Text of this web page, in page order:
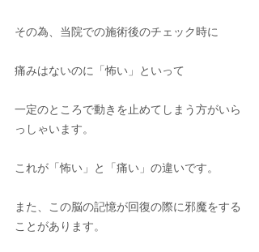
その為、当院での施術後のチェック時に
痛みはないのに「怖い」といって
一定のところで動きを止めてしまう方がいら
っしゃいます。
これが「怖い」と「痛い」の違いです。
また、この脳の記憶が回復の際に邪魔をする
ことがあります。